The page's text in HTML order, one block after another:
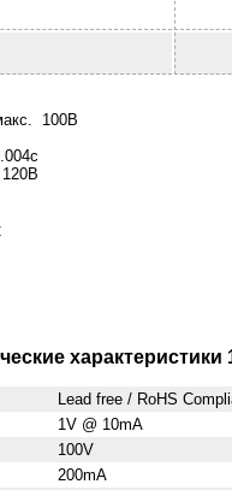
100В
характеристики
Lead free / RoHS
1V @ 10mA
100V
200mA